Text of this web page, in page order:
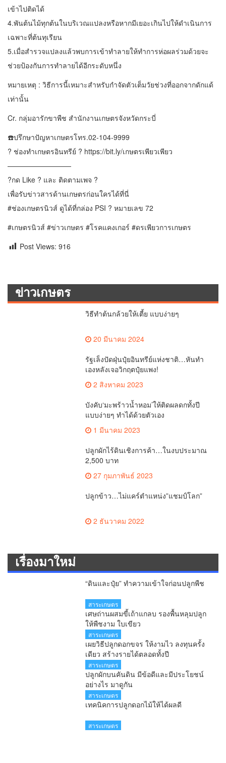
เข้าไปติดได้
4.พันต้นไม้ทุกต้นในบริเวณแปลงหรือหากมีเยอะเกินไปให้ดำเนินการ
เฉพาะที่ต้นทุเรียน
5.เมื่อสำรวจแปลงแล้วพบการเข้าทำลายให้ทำการห่อผลร่วมด้วยจะ
ช่วยป้องกันการทำลายได้อีกระดับหนึ่ง
หมายเหตุ : วิธีการนี้เหมาะสำหรับกำจัดตัวเต็มวัยช่วงที่ออกจากดักแด้
เท่านั้น
Cr. กลุ่มอารักขาพืช สำนักงานเกษตรจังหวัดกระบี่
☎️ปรึกษาปัญหาเกษตรโทร.02-104-9999
? ช่องทำเกษตรอินทรีย์ ? https://bit.ly/เกษตรเพียวเพียว
—————————
?กด Like ? และ ติดตามเพจ ?
เพื่อรับข่าวสารด้านเกษตรก่อนใครได้ที่นี่
#ช่องเกษตรนิวส์ ดูได้ที่กล่อง PSI ? หมายเลข 72
#เกษตรนิวส์ #ข่าวเกษตร #โรคแคงเกอร์ #ดรเพียวการเกษตร
Post Views: 916
ข่าวเกษตร
วิธีทำต้นกล้วยให้เตี้ย แบบง่ายๆ
20 มีนาคม 2024
รัฐเล็งปัดฝุ่นปุ๋ยอินทรีย์แห่งชาติ…หันทำ
เองหลังเจอวิกฤตปุ๋ยแพง!
2 สิงหาคม 2023
บังคับ‘มะพร้าวน้ำหอม’ให้ติดผลดกทั้งปี
แบบง่ายๆ ทำได้ด้วยตัวเอง
1 มีนาคม 2023
ปลูกผักไร้ดินเชิงการค้า…ในงบประมาณ
2,500 บาท
27 กุมภาพันธ์ 2023
ปลูกข้าว…ไม่แคร์ตำแหน่ง”แชมป์โลก”
2 ธันวาคม 2022
เรื่องมาใหม่
“ดินและปุ๋ย” ทำความเข้าใจก่อนปลูกพืช
สาระเกษตร
เศษถ่านผสมขี้เถ้าแกลบ รองพื้นหลุมปลูก
ให้พืชงาม ใบเขียว
สาระเกษตร
เผยวิธีปลูกดอกขจร ให้งามไว ลงทุนครั้ง
เดียว สร้างรายได้ตลอดทั้งปี
สาระเกษตร
ปลูกผักบนคันดิน มีข้อดีและมีประโยชน์
อย่างไร มาดูกัน
สาระเกษตร
เทคนิคการปลูกดอกไม้ให้ได้ผลดี
สาระเกษตร